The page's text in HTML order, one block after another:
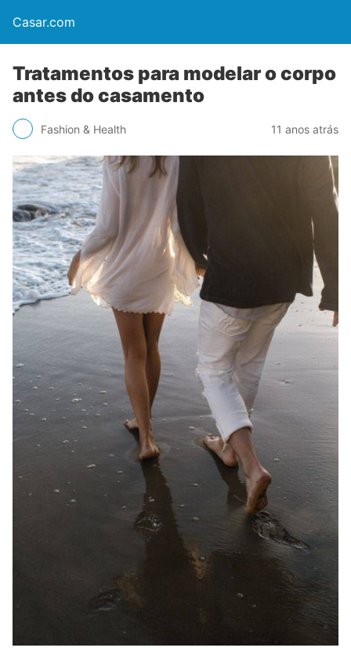
Casar.com
Tratamentos para modelar o corpo
antes do casamento
Fashion & Health 11 anos atrás